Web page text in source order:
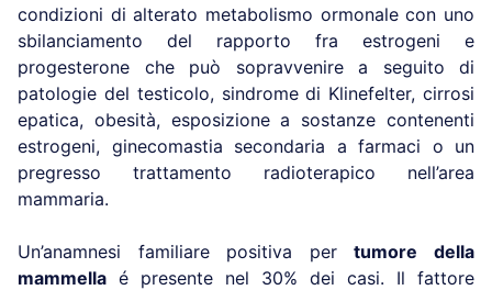
condizioni di alterato metabolismo ormonale con uno
sbilanciamento del rapporto fra estrogeni e
progesterone che può sopravvenire a seguito di
patologie del testicolo, sindrome di Klinefelter, cirrosi
epatica, obesità, esposizione a sostanze contenenti
estrogeni, ginecomastia secondaria a farmaci o un
pregresso trattamento radioterapico nell’area
mammaria.
Un’anamnesi familiare positiva pertumore della
mammella é presente nel 30% dei casi. Il fattore